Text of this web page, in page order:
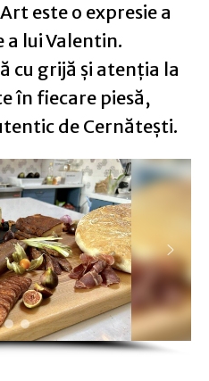
este o expresie a
lui Valentin.
cu grijă și atenția la
în fiecare piesă,
de Cernătești.